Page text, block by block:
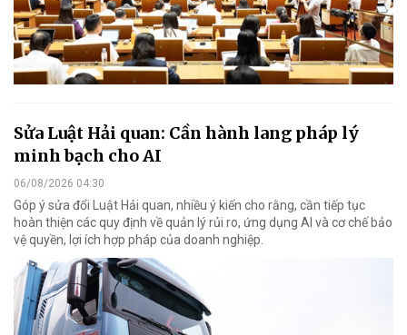
Sửa Luật Hải quan: Cần hành lang pháp lý
minh bạch cho AI
06/08/2026 04:30
Góp ý sửa đổi Luật Hải quan, nhiều ý kiến cho rằng, cần tiếp tục
hoàn thiện các quy định về quản lý rủi ro, ứng dụng AI và cơ chế bảo
vệ quyền, lợi ích hợp pháp của doanh nghiệp.